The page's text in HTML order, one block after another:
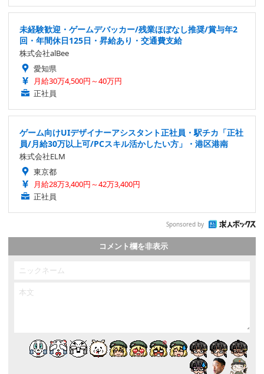
未経験歓迎・ゲームデバッカー/残業ほぼなし推奨/賞与年2
回・年間休日125日・昇給あり・交通費支給
株式会社alBee
愛知県
月給30万4,500円～40万円
正社員
ゲーム向けUIデザイナーアシスタント正社員・駅チカ「正社
員/月給30万以上可/PCスキル活かしたい方」・港区港南
株式会社ELM
東京都
月給28万3,400円～42万3,400円
正社員
Sponsored by
コメント欄を非表示